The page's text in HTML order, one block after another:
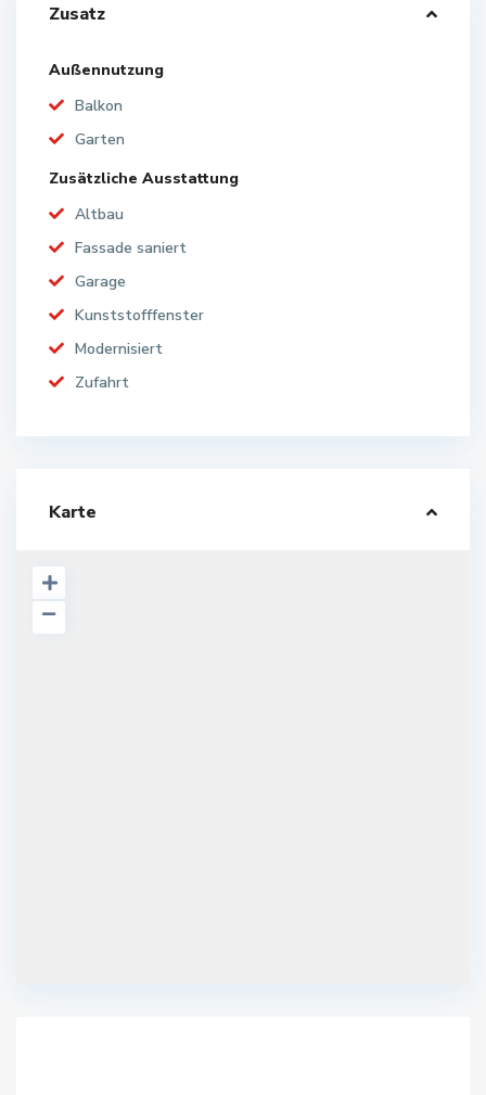
Zusatz
Außennutzung
Balkon
Garten
Zusätzliche Ausstattung
Altbau
Fassade saniert
Garage
Kunststofffenster
Modernisiert
Zufahrt
Karte